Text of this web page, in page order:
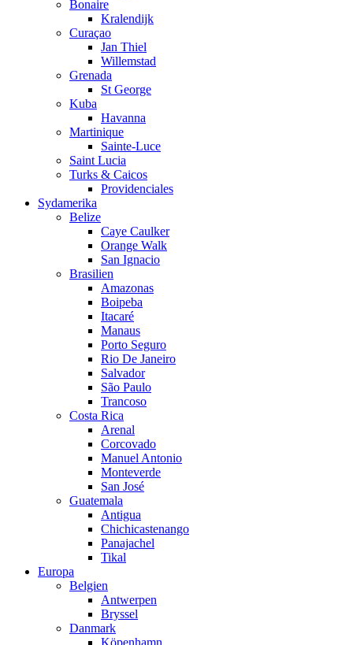
Bonaire
Kralendijk
Curaçao
Jan Thiel
Willemstad
Grenada
St George
Kuba
Havanna
Martinique
Sainte-Luce
Saint Lucia
Turks & Caicos
Providenciales
Sydamerika
Belize
Caye Caulker
Orange Walk
San Ignacio
Brasilien
Amazonas
Boipeba
Itacaré
Manaus
Porto Seguro
Rio De Janeiro
Salvador
São Paulo
Trancoso
Costa Rica
Arenal
Corcovado
Manuel Antonio
Monteverde
San José
Guatemala
Antigua
Chichicastenango
Panajachel
Tikal
Europa
Belgien
Antwerpen
Bryssel
Danmark
Köpenhamn